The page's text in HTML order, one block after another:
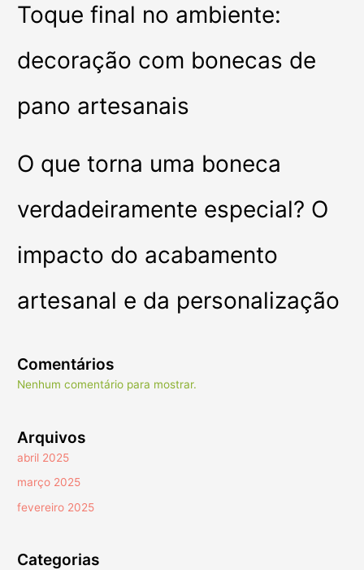
Toque final no ambiente:
decoração com bonecas de
pano artesanais
O que torna uma boneca
verdadeiramente especial? O
impacto do acabamento
artesanal e da personalização
Comentários
Nenhum comentário para mostrar.
Arquivos
abril 2025
março 2025
fevereiro 2025
Categorias